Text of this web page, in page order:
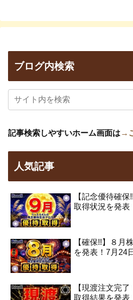
ブログ内検索
記事検索しやすいホーム画面は →
人気記事
【記念優待確
取得状況を発表
【確保!!】８月
を発表！7月24
【現渡注文完
取得結果を発表